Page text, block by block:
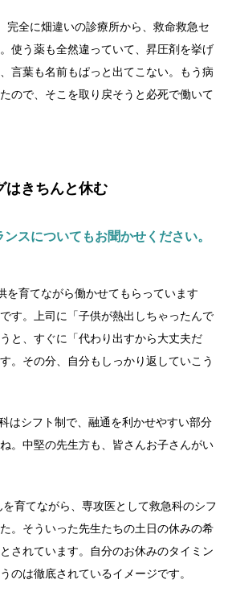
完全に畑違いの診療所から、救命救急セ
使う薬も全然違っていて、昇圧剤を挙げ
言葉も名前もぱっと出てこない。もう病
ので、そこを取り戻そうと必死で働いて
はきちんと休む
スについてもお聞かせください。
を育てながら働かせてもらっています
す。上司に「子供が熱出しちゃったんで
と、すぐに「代わり出すから大丈夫だ
。その分、自分もしっかり返していこう
はシフト制で、融通を利かせやすい部分
。中堅の先生方も、皆さんお子さんがい
育てながら、専攻医として救急科のシフ
。そういった先生たちの土日の休みの希
されています。自分のお休みのタイミン
のは徹底されているイメージです。